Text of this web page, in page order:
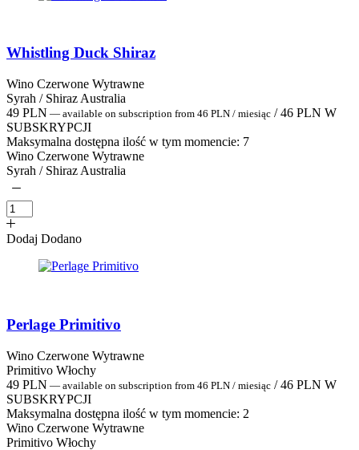
Whistling Duck Shiraz
Wino Czerwone Wytrawne
Syrah / Shiraz Australia
49 PLN — available on subscription from 46 PLN / miesiąc / 46 PLN W
SUBSKRYPCJI
Maksymalna dostępna ilość w tym momencie: 7
Wino Czerwone Wytrawne
Syrah / Shiraz Australia
Dodaj Dodano
Perlage Primitivo
Wino Czerwone Wytrawne
Primitivo Włochy
49 PLN — available on subscription from 46 PLN / miesiąc / 46 PLN W
SUBSKRYPCJI
Maksymalna dostępna ilość w tym momencie: 2
Wino Czerwone Wytrawne
Primitivo Włochy